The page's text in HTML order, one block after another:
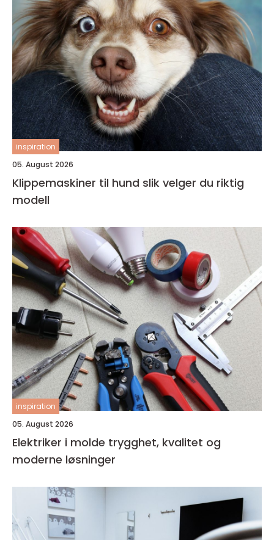
inspiration
05. August 2026
Klippemaskiner til hund slik velger du riktig
modell
inspiration
05. August 2026
Elektriker i molde trygghet, kvalitet og
moderne løsninger